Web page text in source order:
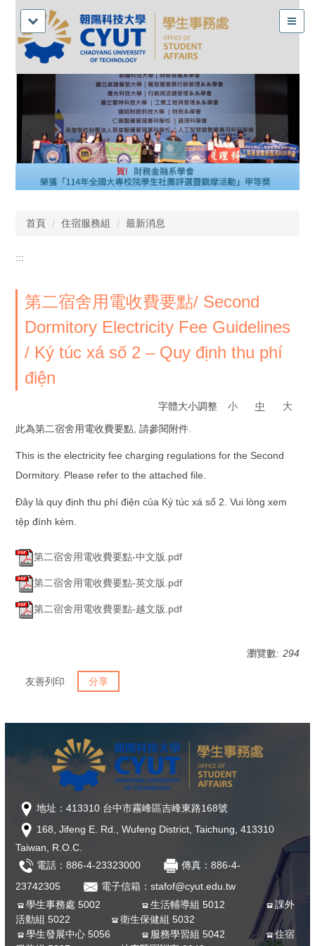
首頁 住宿服務組 最新消息
:::
第二宿舍用電收費要點/ Second
Dormitory Electricity Fee Guidelines
/ Ký túc xá số 2 – Quy định thu phí
điện
字體大小調整 小 中
大
此為第二宿舍用電收費要點, 請參閱附件.
This is the electricity fee charging regulations for the Second
Dormitory. Please refer to the attached file.
Đây là quy định thu phí điện của Ký túc xá số 2. Vui lòng xem
tệp đính kèm.
第二宿舍用電收費要點-中文版.pdf
第二宿舍用電收費要點-英文版.pdf
第二宿舍用電收費要點-越文版.pdf
瀏覽數: 294
友善列印 分享
地址：413310 台中市霧峰區吉峰東路168號
168, Jifeng E. Rd., Wufeng District, Taichung, 413310
Taiwan, R.O.C.
電話：886-4-23323000
傳真：886-4-
23742305
電子信箱：stafof@cyut.edu.tw
學生事務處 5002
生活輔導組 5012
課外
活動組 5022
衛生保健組 5032
學生發展中心 5056
服務學習組 5042
住宿